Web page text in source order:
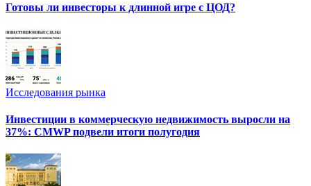
Готовы ли инвесторы к длинной игре с ЦОД?
Исследования рынка
Инвестиции в коммерческую недвижимость выросли на
37%: CMWP подвели итоги полугодия